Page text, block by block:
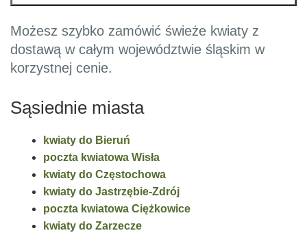
Możesz szybko zamówić świeże kwiaty z
dostawą w całym województwie śląskim w
korzystnej cenie.
Sąsiednie miasta
kwiaty do Bieruń
poczta kwiatowa Wisła
kwiaty do Częstochowa
kwiaty do Jastrzębie-Zdrój
poczta kwiatowa Ciężkowice
kwiaty do Zarzecze